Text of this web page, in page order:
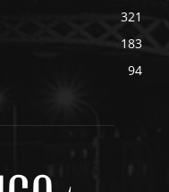
321
183
94